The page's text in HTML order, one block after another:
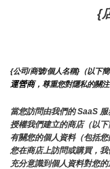
{
{公司/商號/個人名稱}（以下
運營商，尊重您對隱私的關
當您訪問由我們的 SaaS
授權我們建立的商店（以
有關您的個人資料（包括
您在商店上訪問或購買，
充分意識到個人資料對您